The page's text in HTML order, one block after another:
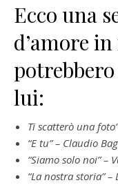
Ecco una
d’amore
lui:
Ti scatterò una
“E tu” – Claudio
“Siamo solo noi” –
“La nostra storia”